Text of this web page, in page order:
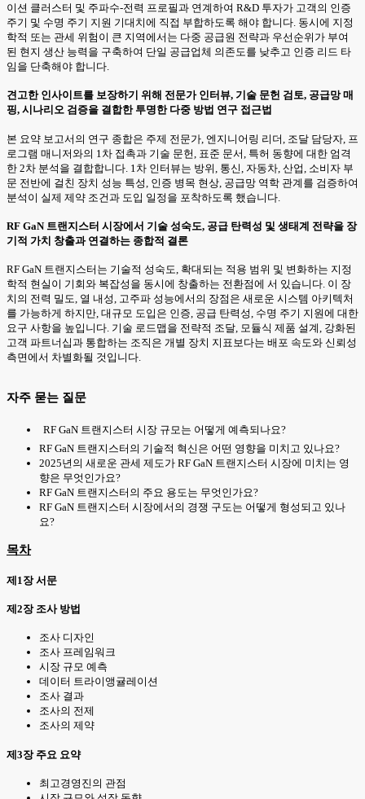
이션 클러스터 및 주파수-전력 프로필과 연계하여 R&D 투자가 고객의 인증
주기 및 수명 주기 지원 기대치에 직접 부합하도록 해야 합니다. 동시에 지정
학적 또는 관세 위험이 큰 지역에서는 다중 공급원 전략과 우선순위가 부여
된 현지 생산 능력을 구축하여 단일 공급업체 의존도를 낮추고 인증 리드 타
임을 단축해야 합니다.
견고한 인사이트를 보장하기 위해 전문가 인터뷰, 기술 문헌 검토, 공급망 매
핑, 시나리오 검증을 결합한 투명한 다중 방법 연구 접근법
본 요약 보고서의 연구 종합은 주제 전문가, 엔지니어링 리더, 조달 담당자, 프
로그램 매니저와의 1차 접촉과 기술 문헌, 표준 문서, 특허 동향에 대한 엄격
한 2차 분석을 결합합니다. 1차 인터뷰는 방위, 통신, 자동차, 산업, 소비자 부
문 전반에 걸친 장치 성능 특성, 인증 병목 현상, 공급망 역학 관계를 검증하여
분석이 실제 제약 조건과 도입 일정을 포착하도록 했습니다.
RF GaN 트랜지스터 시장에서 기술 성숙도, 공급 탄력성 및 생태계 전략을 장
기적 가치 창출과 연결하는 종합적 결론
RF GaN 트랜지스터는 기술적 성숙도, 확대되는 적용 범위 및 변화하는 지정
학적 현실이 기회와 복잡성을 동시에 창출하는 전환점에 서 있습니다. 이 장
치의 전력 밀도, 열 내성, 고주파 성능에서의 장점은 새로운 시스템 아키텍처
를 가능하게 하지만, 대규모 도입은 인증, 공급 탄력성, 수명 주기 지원에 대한
요구 사항을 높입니다. 기술 로드맵을 전략적 조달, 모듈식 제품 설계, 강화된
고객 파트너십과 통합하는 조직은 개별 장치 지표보다는 배포 속도와 신뢰성
측면에서 차별화될 것입니다.
자주 묻는 질문
RF GaN 트랜지스터 시장 규모는 어떻게 예측되나요?
RF GaN 트랜지스터의 기술적 혁신은 어떤 영향을 미치고 있나요?
2025년의 새로운 관세 제도가 RF GaN 트랜지스터 시장에 미치는 영
향은 무엇인가요?
RF GaN 트랜지스터의 주요 용도는 무엇인가요?
RF GaN 트랜지스터 시장에서의 경쟁 구도는 어떻게 형성되고 있나
요?
목차
제1장 서문
제2장 조사 방법
조사 디자인
조사 프레임워크
시장 규모 예측
데이터 트라이앵귤레이션
조사 결과
조사의 전제
조사의 제약
제3장 주요 요약
최고경영진의 관점